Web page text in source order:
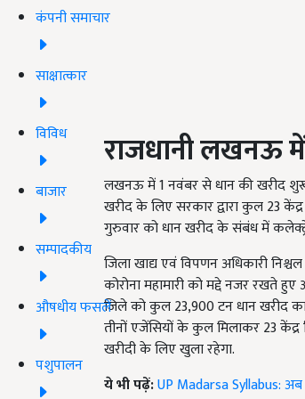
कंपनी समाचार
साक्षात्कार
विविध
बाजार
सम्पादकीय
औषधीय फसलें
पशुपालन
राजधानी लखनऊ
लखनऊ में 1 नवंबर से धान की खरीद शुरू
खरीद के लिए सरकार द्वारा कुल 23
गुरुवार को धान खरीद के संबंध में
जिला खाद्य एवं विपणन अधिकारी
कोरोना महामारी को मद्दे नजर रखते
जिले को कुल 23,900 टन धान खरीद
तीनों एजेंसियों के कुल मिलाकर 23
खरीदी के लिए खुला रहेगा.
ये भी पढ़ें:UP Madarsa Syllabus: